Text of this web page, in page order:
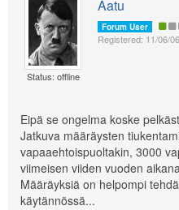
Status: offline
Aatu
Forum User
Registered: 11/06/06
Eipä se ongelma koske
Jatkuva määräysten
vapaaehtoispuoltakin, 3000
viimeisen viiden vuoden
Määräyksiä on helpompi
käytännössä...